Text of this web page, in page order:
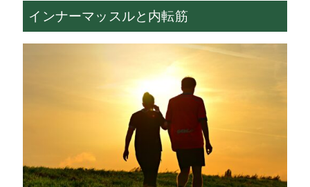
インナーマッスルと内転筋